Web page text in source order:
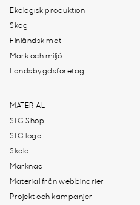
Ekologisk produktion
Skog
Finländsk mat
Mark och miljö
Landsbygdsföretag
MATERIAL
SLC Shop
SLC logo
Skola
Marknad
Material från webbinarier
Projekt och kampanjer